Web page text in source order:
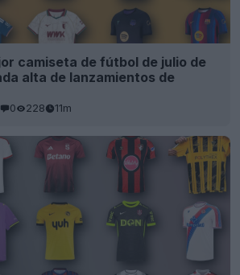
camiseta de fútbol de julio de
alta de lanzamientos de
0 228 11m